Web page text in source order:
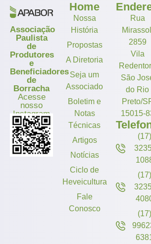
Associação
Paulista
de
Produtores
e
Beneficiadores
de
Borracha
Acesse
nosso
Instagram
Home
Nossa
História
Propostas
A Diretoria
Seja um
Associado
Boletim e
Notas
Técnicas
Artigos
Notícias
Ciclo de
Heveicultura
Fale
Conosco
Rua
2859
Vila
São
do Rio
Preto/
15015-
(17)
(17)
(17)